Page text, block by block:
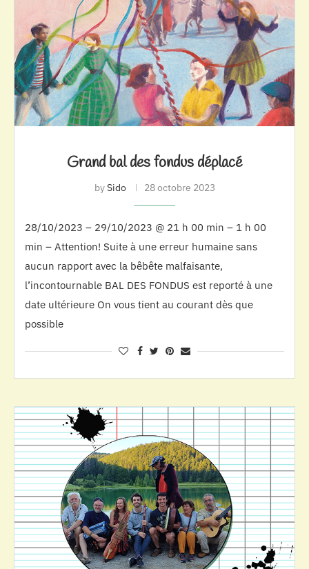
Grand bal des fondus déplacé
bySido 28 octobre 2023
28/10/2023 – 29/10/2023 @ 21 h 00 min – 1 h 00
min – Attention! Suite à une erreur humaine sans
aucun rapport avec la bêbête malfaisante,
l’incontournable BAL DES FONDUS est reporté à une
date ultérieure On vous tient au courant dès que
possible